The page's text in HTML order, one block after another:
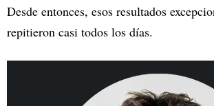
Desde entonces, esos resultados
repitieron casi todos los días.